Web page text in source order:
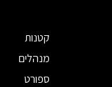
קטנות
מנהלים
ספורט